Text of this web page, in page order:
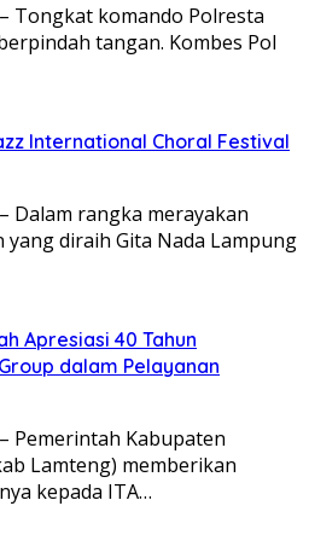
Tongkat komando Polresta
tangan. Kombes Pol
International Choral Festival
Dalam rangka merayakan
diraih Gita Nada Lampung
Apresiasi 40 Tahun
dalam Pelayanan
Pemerintah Kabupaten
Lamteng) memberikan
kepada ITA…